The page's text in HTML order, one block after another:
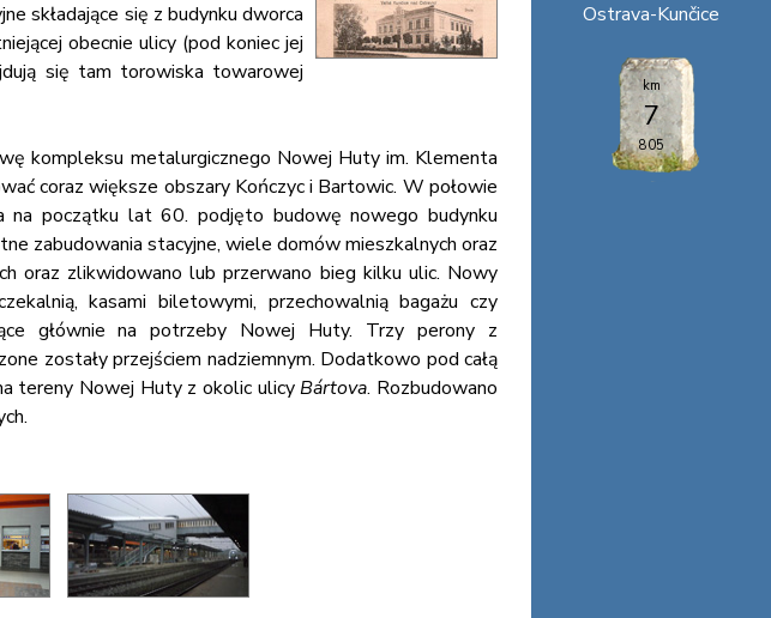
składające się z budynku dworca
obecnie ulicy (pod koniec jej
się tam torowiska towarowej
kompleksu metalurgicznego Nowej Huty im. Klementa
coraz większe obszary Kończyc i Bartowic. W połowie
początku lat 60. podjęto budowę nowego budynku
zabudowania stacyjne, wiele domów mieszkalnych oraz
oraz zlikwidowano lub przerwano bieg kilku ulic. Nowy
kasami biletowymi, przechowalnią bagażu czy
głównie na potrzeby Nowej Huty. Trzy perony z
zostały przejściem nadziemnym. Dodatkowo pod całą
tereny Nowej Huty z okolic ulicyBártova. Rozbudowano
Ostrava-Kunčice
km
7
805